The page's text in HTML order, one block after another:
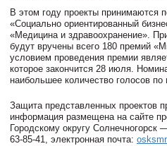
В этом году проекты принимаются
«Социально ориентированный
«Медицина и здравоохранение».
будут вручены всего 180 премий
условием проведения премии
которое закончится 28 июля.
наибольшее количество голосов по
Защита представленных проектов
информация размещена на сайте
Городскому округу
63-85-41, электронная почта: